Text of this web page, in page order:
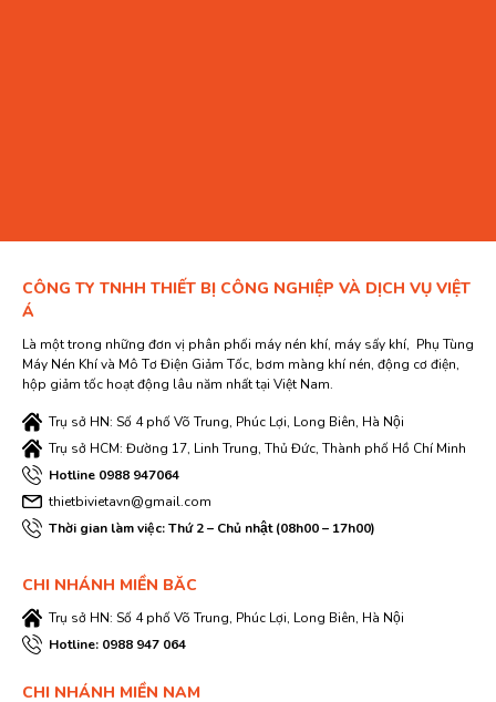
CÔNG TY TNHH THIẾT BỊ CÔNG NGHIỆP VÀ DỊCH VỤ VIỆT
Á
Là một trong những đơn vị phân phối máy nén khí, máy sấy khí, Phụ Tùng
Máy Nén Khí và Mô Tơ Điện Giảm Tốc, bơm màng khí nén, động cơ điện,
hộp giảm tốc hoạt động lâu năm nhất tại Việt Nam.
Trụ sở HN: Số 4 phố Võ Trung, Phúc Lợi, Long Biên, Hà Nội
Trụ sở HCM: Đường 17, Linh Trung, Thủ Đức, Thành phố Hồ Chí Minh
Hotline 0988 947064
thietbivietavn@gmail.com
Thời gian làm việc: Thứ 2 – Chủ nhật (08h00 – 17h00)
CHI NHÁNH MIỀN BĂC
Trụ sở HN: Số 4 phố Võ Trung, Phúc Lợi, Long Biên, Hà Nội
Hotline: 0988 947 064
CHI NHÁNH MIỀN NAM